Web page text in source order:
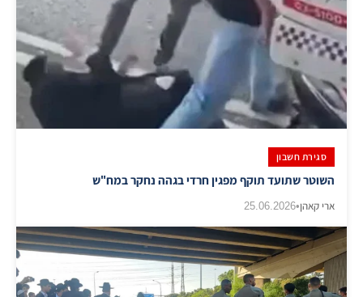
סגירת חשבון
השוטר שתועד תוקף מפגין חרדי בגהה נחקר במח"ש
ארי קאהן•
25.06.2026